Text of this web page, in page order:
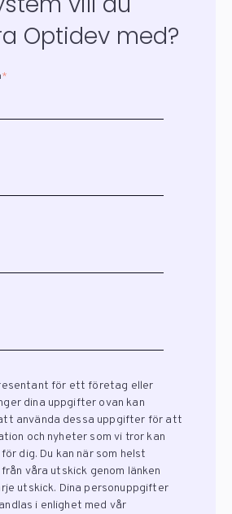
Optidev med?
*
för ett företag eller
dina uppgifter ovan kan
använda dessa uppgifter för att
och nyheter som vi tror kan
dig. Du kan när som helst
våra utskick genom länken
utskick. Dina personuppgifter
i enlighet med vår